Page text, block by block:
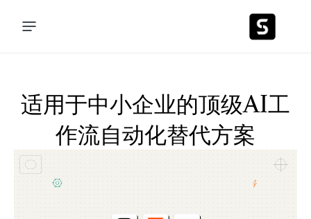
适用于中小企业的顶级AI工
作流自动化替代方案